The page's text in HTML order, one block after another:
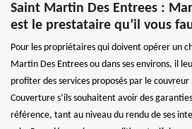
Saint Martin Des Entrees :
est le prestataire qu’il vous
Pour les propriétaires qui doivent opérer un
Martin Des Entrees ou dans ses environs, il
profiter des services proposés par le
Couverture s’ils souhaitent avoir des
référence, tant au niveau du rendu de ses